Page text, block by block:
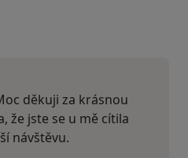
děkuji za krásnou
že jste se u mě cítila
návštěvu.